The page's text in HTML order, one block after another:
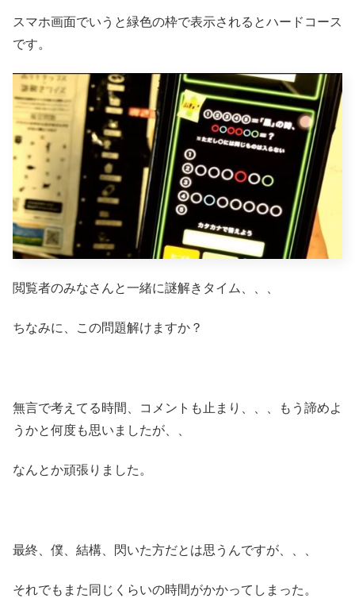
スマホ画面でいうと緑色の枠で表示されるとハードコース
です。
閲覧者のみなさんと一緒に謎解きタイム、、、
ちなみに、この問題解けますか？
無言で考えてる時間、コメントも止まり、、、もう諦めよ
うかと何度も思いましたが、、
なんとか頑張りました。
最終、僕、結構、閃いた方だとは思うんですが、、、
それでもまた同じくらいの時間がかかってしまった。